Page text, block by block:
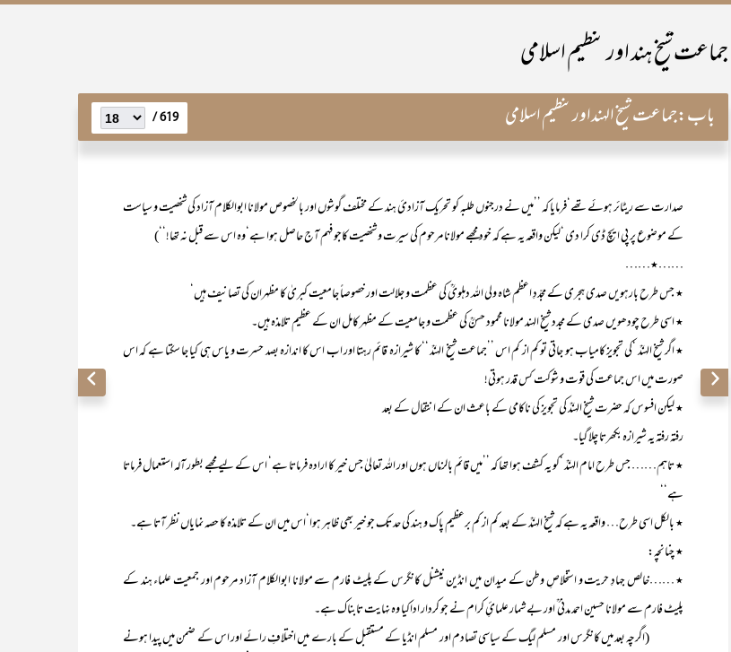
جماعت شیخ ہند اور تنظیم اسلامی
باب:جماعت شیخ الہنداورتنظیم اسلامی 619 /
صدارت سے ریٹائر ہوئے تھے‘فرمایا کہ ’’میں نے درجنوں طلبہ کو تحریک آزادیٔ ہند کے مختلف گوشوں اور بالخصوص مولانا ابوالکلام آزاد کی شخصیت و سیاست
کے موضوع پر پی ایچ ڈی کرا دی ‘لیکن واقعہ یہ ہے کہ خود مجھے مولانا مرحوم کی سیرت و شخصیت کاجو فہم آج حاصل ہوا ہے‘وہ اس سے قبل نہ تھا!‘‘)
……٭……
٭ جس طرح بارہویں صدی ہجری کے مجدّدِ اعظم شاہ ولی اللہ دہلویؒ کی عظمت و جلالت اور خصوصاً جامعیت کبریٰ کا مظہران کی تصانیف ہیں‘
٭ اسی طرح چودھویں صدی کے مجدد شیخ الہند مولانا محمود حسنؒ کی عظمت و جامعیت کے مظہر کامل ان کے عظیم تلامذہ ہیں۔
٭ اگر شیخ الہندؒ ‘کی تجویز کامیاب ہو جاتی تو کم از کم اس ’’جماعت شیخ الہندؒ ‘‘ کا شیرازہ قائم رہتا اور اب اس کا اندازہ بصد حسرت و یاس ہی کیا جا سکتا ہے کہ اس
صورت میں اس جماعت کی قوت و شوکت کس قدر ہوتی!
٭ لیکن افسوس کہ حضرت شیخ الہندؒ کی تجویز کی ناکامی کے باعث ان کے انتقال کے بعد
رفتہ رفتہ یہ شیرازہ بکھرتا چلا گیا۔
٭ تاہم…… جس طرح امام الہندؒ ‘کو یہ کشف ہوا تھا کہ ’’میں قائم بالزماں ہوں اور اللہ تعالیٰ جس خیر کا ارادہ فرماتا ہے‘ اس کے لیے مجھے بطور آلہ استعمال فرماتا
ہے‘‘
٭ بالکل اسی طرح… واقعہ یہ ہے کہ شیخ الہندؒ کے بعد کم از کم برعظیم پاک و ہند کی حد تک جو خیر بھی ظاہر ہوا‘اس میں ان کے تلامذہ کا حصہ نمایاں نظر آتا ہے۔
٭ چنانچہ:
٭ ……خالص جہادِ حریت و استخلاصِ وطن کے میدان میں انڈین نیشنل کانگرس کے پلیٹ فارم سے مولانا ابوالکلام آزاد مرحوم اور جمعیت علماء ہند کے
پلیٹ فارم سے مولانا حسین احمد مدنی ؒ اور بے شمار علمائِ کرام نے جو کردار اداکیا وہ نہایت تابناک ہے۔
(اگرچہ بعد میں کانگرس اور مسلم لیگ کے سیاسی تصادم اور مسلم انڈیا کے مستقبل کے بارے میں اختلافِ رائے اور اس کے ضمن میں پیدا ہونے